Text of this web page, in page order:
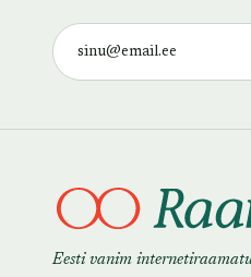
Eesti vanim